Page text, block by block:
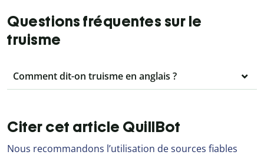
Questions fréquentes sur le
truisme
Comment dit-on truisme en anglais ?
Citer cet article QuillBot
Nous recommandons l’utilisation de sources fiables